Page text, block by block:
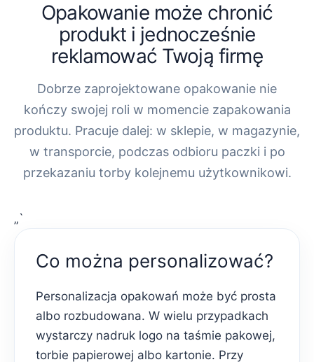
Opakowanie może chronić
produkt i jednocześnie
reklamować Twoją firmę
Dobrze zaprojektowane opakowanie nie
kończy swojej roli w momencie zapakowania
produktu. Pracuje dalej: w sklepie, w magazynie,
w transporcie, podczas odbioru paczki i po
przekazaniu torby kolejnemu użytkownikowi.
„`
Co można personalizować?
Personalizacja opakowań może być prosta
albo rozbudowana. W wielu przypadkach
wystarczy nadruk logo na taśmie pakowej,
torbie papierowej albo kartonie. Przy